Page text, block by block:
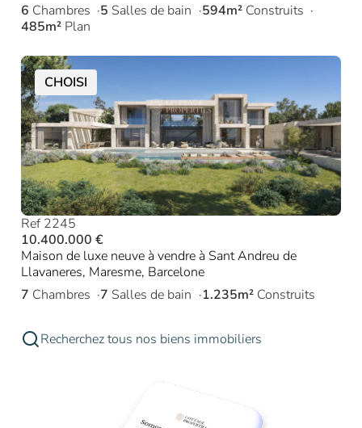
6 Chambres 5 Salles de bain 594m² Construits
485m² Plan
CHOISI
Ref 2245
10.400.000 €
Maison de luxe neuve à vendre à Sant Andreu de
Llavaneres, Maresme, Barcelone
7 Chambres 7 Salles de bain 1.235m² Construits
Recherchez tous nos biens immobiliers